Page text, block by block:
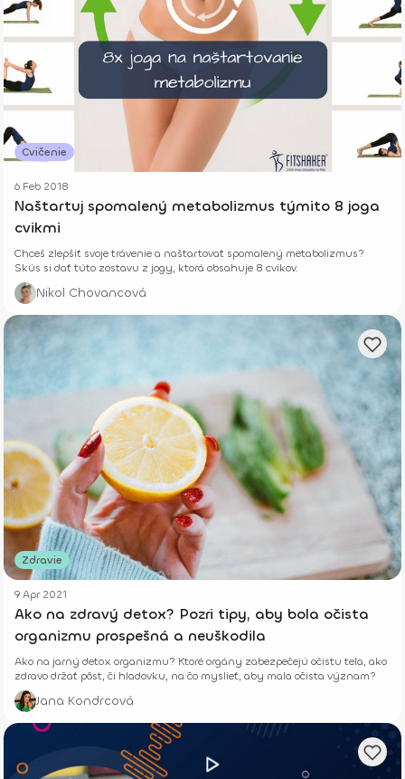
Cvičenie
6 Feb 2018
Naštartuj spomalený metabolizmus týmito 8 joga
cvikmi
Chceš zlepšiť svoje trávenie a naštartovať spomalený metabolizmus?
Skús si dať túto zostavu z jogy, ktorá obsahuje 8 cvikov.
Nikol Chovancová
Zdravie
9 Apr 2021
Ako na zdravý detox? Pozri tipy, aby bola očista
organizmu prospešná a neuškodila
Ako na jarný detox organizmu? Ktoré orgány zabezpečejú očistu tela, ako
zdravo držať pôst, či hladovku, na čo myslieť, aby mala očista význam?
Jana Kondrcová